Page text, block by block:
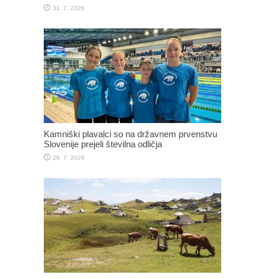
31. 7. 2026
Kamniški plavalci so na državnem prvenstvu
Slovenije prejeli številna odličja
29. 7. 2026